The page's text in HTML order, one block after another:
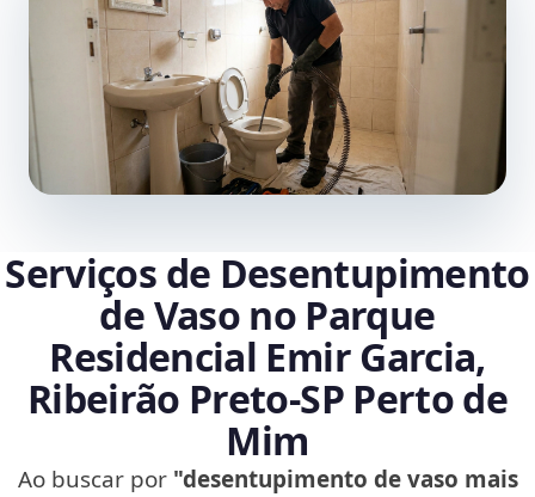
Serviços de Desentupimento
de Vaso no Parque
Residencial Emir Garcia,
Ribeirão Preto‑SP Perto de
Mim
Ao buscar por "desentupimento de vaso mais